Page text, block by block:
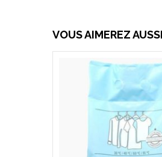
VOUS AIMEREZ AUSSI